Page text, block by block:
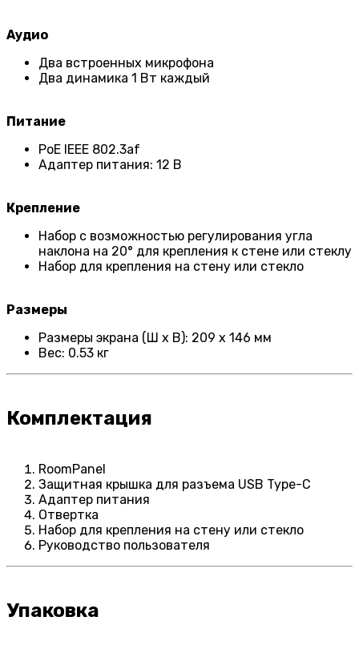
Аудио
Два встроенных микрофона
Два динамика 1 Вт каждый
Питание
PoE IEEE 802.3af
Адаптер питания: 12 В
Крепление
Набор с возможностью регулирования угла
наклона на 20° для крепления к стене или стеклу
Набор для крепления на стену или стекло
Размеры
Размеры экрана (Ш х В): 209 х 146 мм
Вес: 0.53 кг
Комплектация
RoomPanel
Защитная крышка для разъема USB Type-C
Адаптер питания
Отвертка
Набор для крепления на стену или стекло
Руководство пользователя
Упаковка